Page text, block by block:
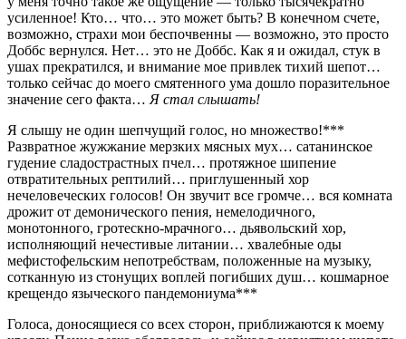
усиленное! Кто… что… это может быть? В конечном счете,
возможно, страхи мои беспочвенны — возможно, это просто
Доббс вернулся. Нет… это не Доббс. Как я и ожидал, стук в
ушах прекратился, и внимание мое привлек тихий шепот…
только сейчас до моего смятенного ума дошло поразительное
значение сего факта… Я стал слышать!
Я слышу не один шепчущий голос, но множество!***
Развратное жужжание мерзких мясных мух… сатанинское
гудение сладострастных пчел… протяжное шипение
отвратительных рептилий… приглушенный хор
нечеловеческих голосов! Он звучит все громче… вся комната
дрожит от демонического пения, немелодичного,
монотонного, гротескно-мрачного… дьявольский хор,
исполняющий нечестивые литании… хвалебные оды
мефистофельским непотребствам, положенные на музыку,
сотканную из стонущих воплей погибших душ… кошмарное
крещендо языческого пандемониума***
Голоса, доносящиеся со всех сторон, приближаются к моему